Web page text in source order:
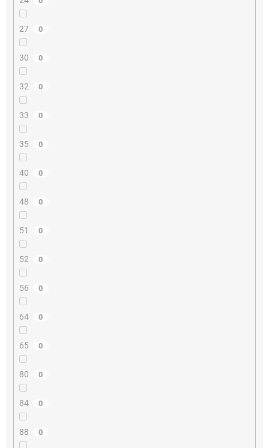
27 0
30 0
32 0
33 0
35 0
40 0
48 0
51 0
52 0
56 0
64 0
65 0
80 0
84 0
88 0